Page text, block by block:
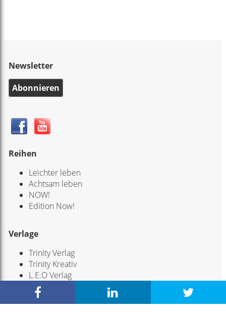
Newsletter
Abonnieren
Reihen
Leichter leben
Achtsam leben
NOW!
Edition Now!
Verlage
Trinity Verlag
Trinity Kreativ
L.E.O Verlag
Scorpio Verlag